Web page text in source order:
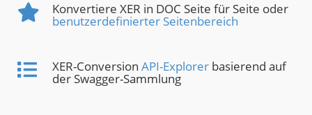
Konvertiere XER in DOC Seite für Seite oder
benutzerdefinierter Seitenbereich
XER-Conversion API-Explorer basierend auf
der Swagger-Sammlung